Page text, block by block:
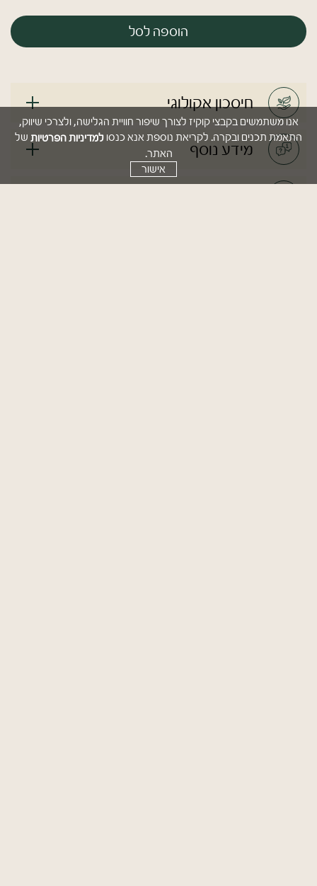
אנו משתמשים בקבצי קוקיז לצורך שיפור חוויית הגלישה, ולצרכי שיווק,
התאמת תכנים ובקרה. לקריאת נוספת אנא כנסו למדיניות הפרטיות של
האתר.
אישור
הוספה לסל
מידע נוסף
חיסכון אקולוגי